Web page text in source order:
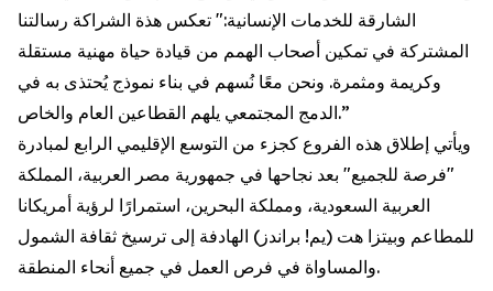
الشارقة للخدمات الإنسانية:" تعكس هذة الشراكة رسالتنا
المشتركة في تمكين أصحاب الهمم من قيادة حياة مهنية مستقلة
وكريمة ومثمرة. ونحن معًا نُسهم في بناء نموذج يُحتذى به في
الدمج المجتمعي يلهم القطاعين العام والخاص.”
ويأتي إطلاق هذه الفروع كجزء من التوسع الإقليمي الرابع لمبادرة
"فرصة للجميع" بعد نجاحها في جمهورية مصر العربية، المملكة
العربية السعودية، ومملكة البحرين، استمرارًا لرؤية أمريكانا
للمطاعم وبيتزا هت (يم! براندز) الهادفة إلى ترسيخ ثقافة الشمول
والمساواة في فرص العمل في جميع أنحاء المنطقة.